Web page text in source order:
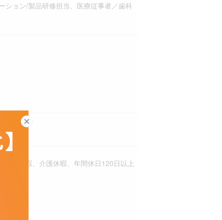
ション/製品研修担当、医療従事者／歯科
後休暇、介護休暇、年間休日120日以上